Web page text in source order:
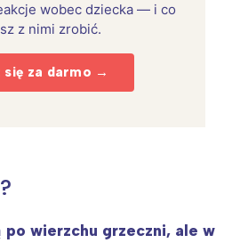
wobec dziecka — i co
z nimi zrobić.
się za darmo →
po wierzchu grzeczni, ale w